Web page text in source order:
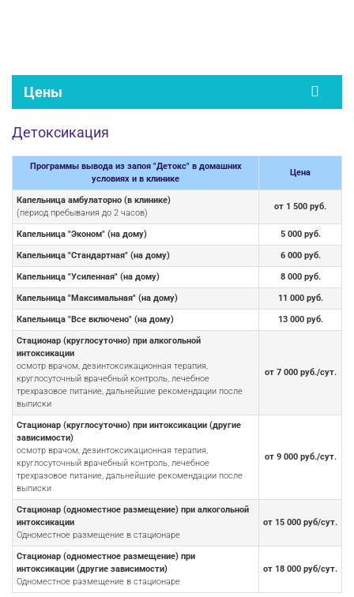
Цены
Детоксикация
Программы вывода из запоя "Детокс" в домашних
условиях и в клинике
Цена
Капельница амбулаторно (в клинике)
(период пребывания до 2 часов)
от 1 500 руб.
Капельница "Эконом" (на дому) 5 000 руб.
Капельница "Стандартная" (на дому) 6 000 руб.
Капельница "Усиленная" (на дому) 8 000 руб.
Капельница "Максимальная" (на дому) 11 000 руб.
Капельница "Все включено" (на дому) 13 000 руб.
Стационар (круглосуточно) при алкогольной
интоксикации
осмотр врачом, дезинтоксикационная терапия,
круглосуточный врачебный контроль, лечебное
трехразовое питание, дальнейшие рекомендации после
выписки
от 7 000 руб./сут.
Стационар (круглосуточно) при интоксикации (другие
зависимости)
осмотр врачом, дезинтоксикационная терапия,
круглосуточный врачебный контроль, лечебное
трехразовое питание, дальнейшие рекомендации после
выписки
от 9 000 руб./сут.
Стационар (одноместное размещение) при алкогольной
интоксикации
Одноместное размещение в стационаре
от 15 000 руб/сут.
Стационар (одноместное размещение) при
интоксикации (другие зависимости)
Одноместное размещение в стационаре
от 18 000 руб/сут.